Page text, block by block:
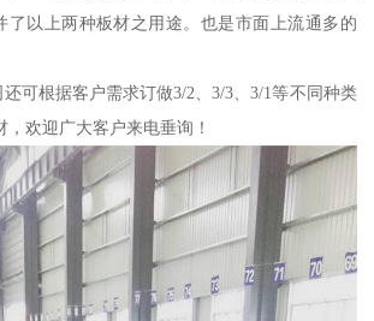
了以上两种板材之用途。也是市面上流通多的
可根据客户需求订做3/2、3/3、3/1等不同种类
欢迎广大客户来电垂询！